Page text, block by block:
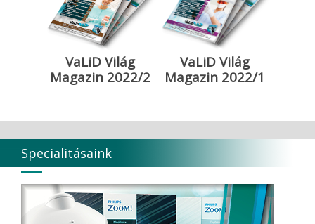
VaLiD Világ
Magazin 2022/2
VaLiD Világ
Magazin 2022/1
Specialitásaink